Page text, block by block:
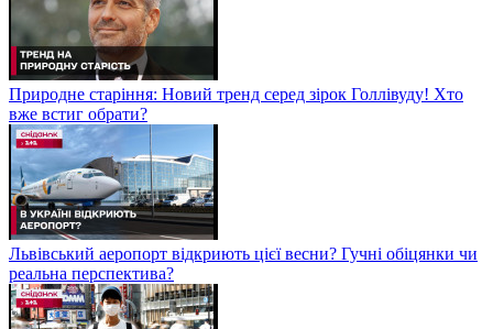
Природне старіння: Новий тренд серед зірок Голлівуду! Хто
вже встиг обрати?
Львівський аеропорт відкриють цієї весни? Гучні обіцянки чи
реальна перспектива?